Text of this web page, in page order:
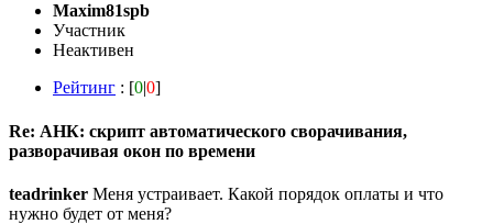
Maxim81spb
Участник
Неактивен
Рейтинг : [0|0]
Re: АНК: скрипт автоматического сворачивания,
разворачивая окон по времени
teadrinker Меня устраивает. Какой порядок оплаты и что
нужно будет от меня?